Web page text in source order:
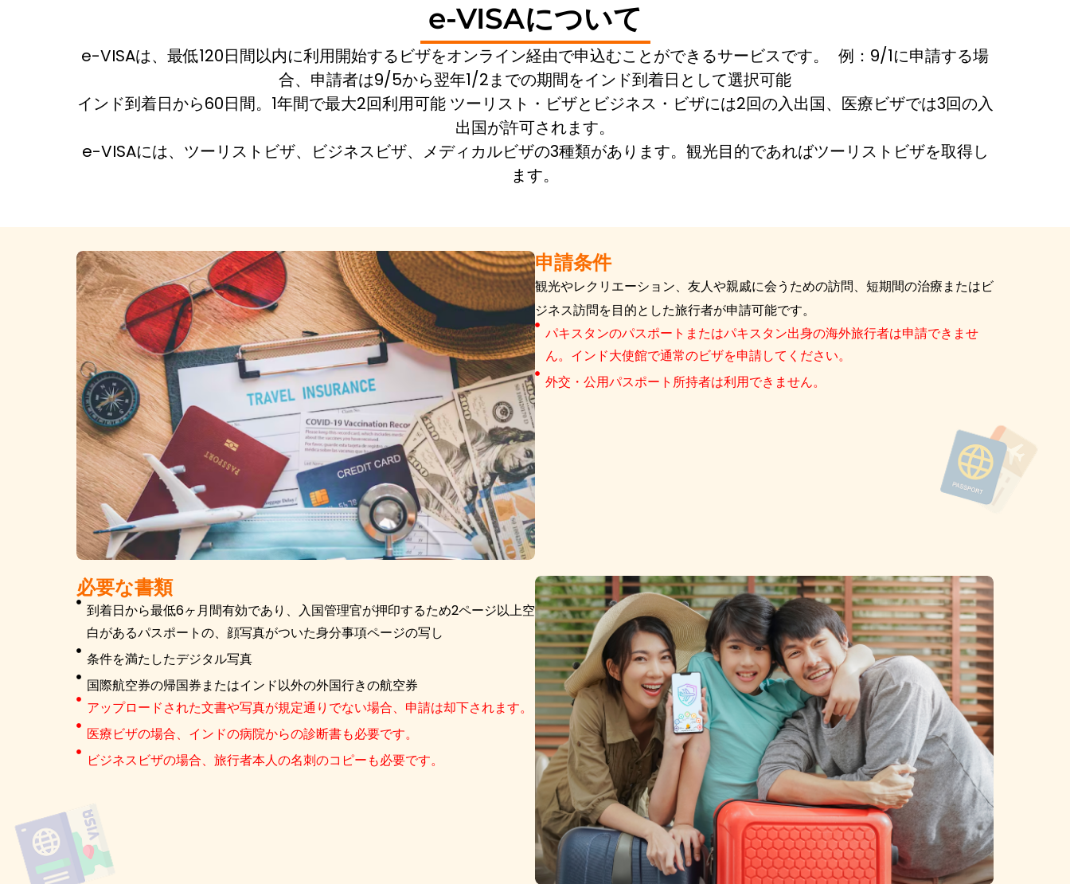
e-VISAについて
e-VISAは、最低120日間以内に利用開始するビザをオンライン経由で申込むことができるサービスです。 例：9/1に申請する場
合、申請者は9/5から翌年1/2までの期間をインド到着日として選択可能
インド到着日から60日間。1年間で最大2回利用可能 ツーリスト・ビザとビジネス・ビザには2回の入出国、医療ビザでは3回の入
出国が許可されます。
e-VISAには、ツーリストビザ、ビジネスビザ、メディカルビザの3種類があります。観光目的であればツーリストビザを取得し
ます。
申請条件
観光やレクリエーション、友人や親戚に会うための訪問、短期間の治療またはビ
ジネス訪問を目的とした旅行者が申請可能です。
パキスタンのパスポートまたはパキスタン出身の海外旅行者は申請できませ
ん。インド大使館で通常のビザを申請してください。
外交・公用パスポート所持者は利用できません。
必要な書類
到着日から最低6ヶ月間有効であり、入国管理官が押印するため2ページ以上空
白があるパスポートの、顔写真がついた身分事項ページの写し
条件を満たしたデジタル写真
国際航空券の帰国券またはインド以外の外国行きの航空券
アップロードされた文書や写真が規定通りでない場合、申請は却下されます。
医療ビザの場合、インドの病院からの診断書も必要です。
ビジネスビザの場合、旅行者本人の名刺のコピーも必要です。